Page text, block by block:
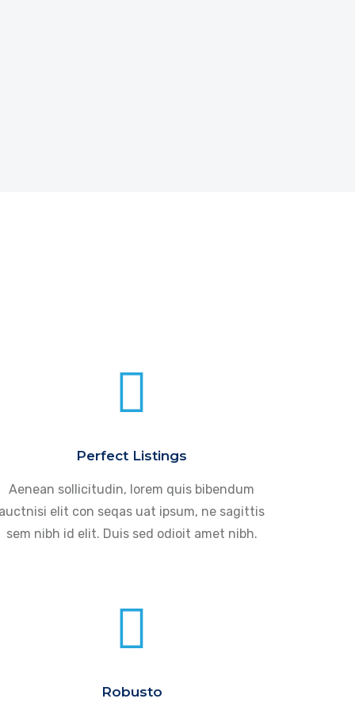
Perfect Listings
Aenean sollicitudin, lorem quis bibendum
auctnisi elit con seqas uat ipsum, ne sagittis
sem nibh id elit. Duis sed odioit amet nibh.
Robusto